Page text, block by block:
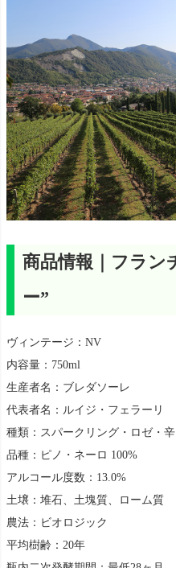
商品情報｜フラン
ー”
ヴィンテージ：NV
内容量：750ml
生産者名：ブレダソーレ
代表者名：ルイジ・フェラーリ
種類：スパークリング・ロゼ・辛
品種：ピノ・ネーロ 100%
アルコール度数：13.0%
土壌：堆石、土塊質、ローム質
農法：ビオロジック
平均樹齢：20年